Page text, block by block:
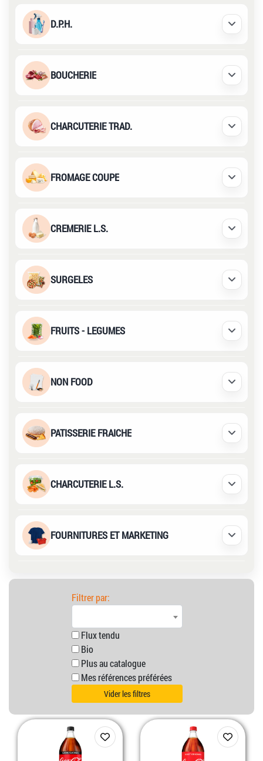
D.P.H. Déplier
BOUCHERIE Déplier
CHARCUTERIE TRAD. Déplier
FROMAGE COUPE Déplier
CREMERIE L.S. Déplier
SURGELES Déplier
FRUITS - LEGUMES Déplier
NON FOOD Déplier
PATISSERIE FRAICHE Déplier
CHARCUTERIE L.S. Déplier
FOURNITURES ET MARKETING Déplier
Filtrer par:
Flux tendu
Bio
Plus au catalogue
Mes références préférées
Vider les filtres